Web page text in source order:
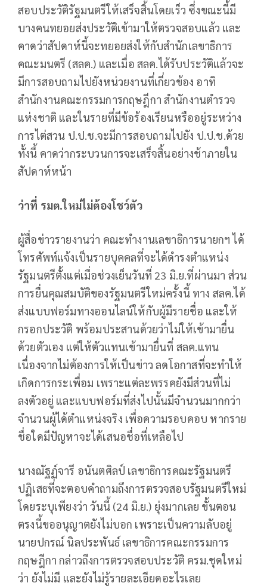
สอบประวัติรัฐมนตรีให้เสร็จสิ้นโดยเร็ว ซึ่งขณะนี้มี
บางคนทยอยส่งประวัติเข้ามาให้ตรวจสอบแล้ว และ
คาดว่าสัปดาห์นี้จะทยอยส่งให้กับสำนักเลขาธิการ
คณะมนตรี (สลค.) และเมื่อ สลค.ได้รับประวัติแล้วจะ
มีการสอบถามไปยังหน่วยงานที่เกี่ยวข้อง อาทิ
สำนักงานคณะกรรมการกฤษฎีกา สำนักงานตำรวจ
แห่งชาติ และในรายที่มีข้อร้องเรียนหรืออยู่ระหว่าง
การไต่สวน ป.ป.ช.จะมีการสอบถามไปยัง ป.ป.ช.ด้วย
ทั้งนี้ คาดว่ากระบวนการจะเสร็จสิ้นอย่างช้าภายใน
สัปดาห์หน้า
ว่าที่ รมต.ใหม่ไม่ต้องโชว์ตัว
ผู้สื่อข่าวรายงานว่า คณะทำงานเลขาธิการนายกฯ ได้
โทรศัพท์แจ้งเป็นรายบุคคลที่จะได้ดำรงตำแหน่ง
รัฐมนตรีตั้งแต่เมื่อช่วงเย็นวันที่ 23 มิ.ย.ที่ผ่านมา ส่วน
การยื่นคุณสมบัติของรัฐมนตรีใหม่ครั้งนี้ ทาง สลค.ได้
ส่งแบบฟอร์มทางออนไลน์ให้กับผู้มีรายชื่อ และให้
กรอกประวัติ พร้อมประสานด้วยว่าไม่ให้เข้ามายื่น
ด้วยตัวเอง แต่ให้ตัวแทนเข้ามายื่นที่ สลค.แทน
เนื่องจากไม่ต้องการให้เป็นข่าว ลดโอกาสที่จะทำให้
เกิดการกระเพื่อม เพราะแต่ละพรรคยังมีส่วนที่ไม่
ลงตัวอยู่ และแบบฟอร์มที่ส่งไปนั้นมีจำนวนมากกว่า
จำนวนผู้ได้ตำแหน่งจริง เพื่อความรอบคอบ หากราย
ชื่อใดมีปัญหาจะได้เสนอชื่อที่เหลือไป
นางณัฐฏ์จารี อนันตศิลป์ เลขาธิการคณะรัฐมนตรี
ปฏิเสธที่จะตอบคำถามถึงการตรวจสอบรัฐมนตรีใหม่
โดยระบุเพียงว่า วันนี้ (24 มิ.ย.) ยุ่งมากเลย ขั้นตอน
ตรงนี้ขออนุญาตยังไม่บอก เพราะเป็นความลับอยู่
นายปกรณ์ นิลประพันธ์ เลขาธิการคณะกรรมการ
กฤษฎีกา กล่าวถึงการตรวจสอบประวัติ ครม.ชุดใหม่
ว่า ยังไม่มี และยังไม่รู้รายละเอียดอะไรเลย